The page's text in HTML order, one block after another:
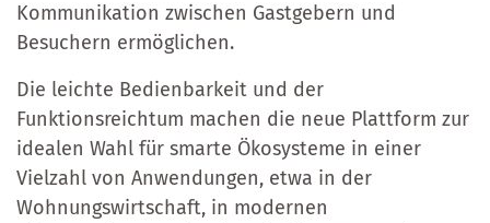
Kommunikation zwischen Gastgebern und
Besuchern ermöglichen.
Die leichte Bedienbarkeit und der
Funktionsreichtum machen die neue Plattform zur
idealen Wahl für smarte Ökosysteme in einer
Vielzahl von Anwendungen, etwa in der
Wohnungswirtschaft, in modernen